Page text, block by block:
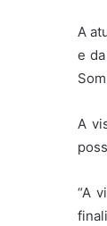
A
e
A
“A